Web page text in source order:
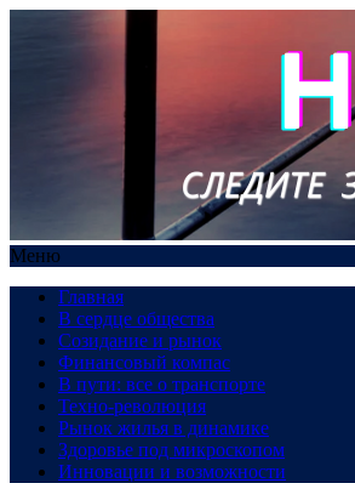
Меню
Главная
В сердце общества
Созидание и рынок
Финансовый компас
В пути: все о транспорте
Техно-революция
Рынок жилья в динамике
Здоровье под микроскопом
Инновации и возможности